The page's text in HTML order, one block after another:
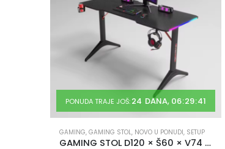
PONUDA TRAJE JOŠ: 24 DANA 06:29:41
GAMING, GAMING STOL, NOVO U PONUDI, SETUP
GAMING STOL D120 × Š60 × V74 CM – RGB, DRŽAČ ZA ČAŠU I KUKA ZA SLUŠALICE